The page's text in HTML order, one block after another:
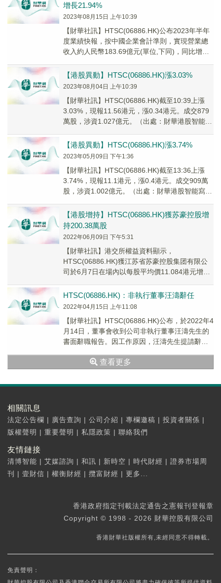
增長21.94%
2023年08月15日 上午10:39
【財華社訊】HTSC(06886.HK)公布2023年半年
度業績快報，按中國企業會計準則，實現營業總
收入約人民幣183.69億元(單位,下同)，同比增長
【港股異動】HTSC(06886.HK)漲3.03%
2023年08月04日 上午10:39
【財華社訊】HTSC(06886.HK)截至10:39上漲
3.03%，現報11.56港元，漲0.34港元。成交879
萬股，涉資1.027億元。（出處：財華港股智能寫
【港股異動】HTSC(06886.HK)漲3.74%
2023年05月09日 下午1:36
【財華社訊】HTSC(06886.HK)截至13:36上漲
3.74%，現報11.1港元，漲0.4港元。成交909萬
股，涉資1.002億元。（出處：財華港股智能寫
【港股增持】HTSC(06886.HK)獲苏豪控股增
持200.38萬股
2022年06月09日 下午5:31
【財華社訊】港交所權益資料顯示，
HTSC(06886.HK)獲江苏省苏豪控股集团有限公
司於6月7日在場內以每股平均價11.084港元增持
HTSC(06886.HK)：非執行董事汪濤辭任
2022年04月15日 上午11:08
【財華社訊】HTSC(06886.HK)公布，於2022年4
月14日，董事會收到公司非執行董事汪濤先生的
書面辭職報告。因工作原因，汪濤先生提請辭去
查看更多
相關訊息
法定公告欄 | 廣告查詢 | 公司介紹 | 專欄邀稿 | 投資者關係 |
版權聲明 | 重要聲明 | 私隱政策 | 聯絡我們
友情鏈接
清博智能 | 艾媒諮詢 | 和訊 | 新時空 | 時代財經 | 證券市場周
刊
| 壹財信 | 權衡財經 | 攬富財經 | 更多...
香港政府指定刊載法定通告之憲報刊登報章
Copyright © 1998 - 2026 財華控股有限公司
香港財華社版權所有,未經同意不得轉載。
免責聲明：